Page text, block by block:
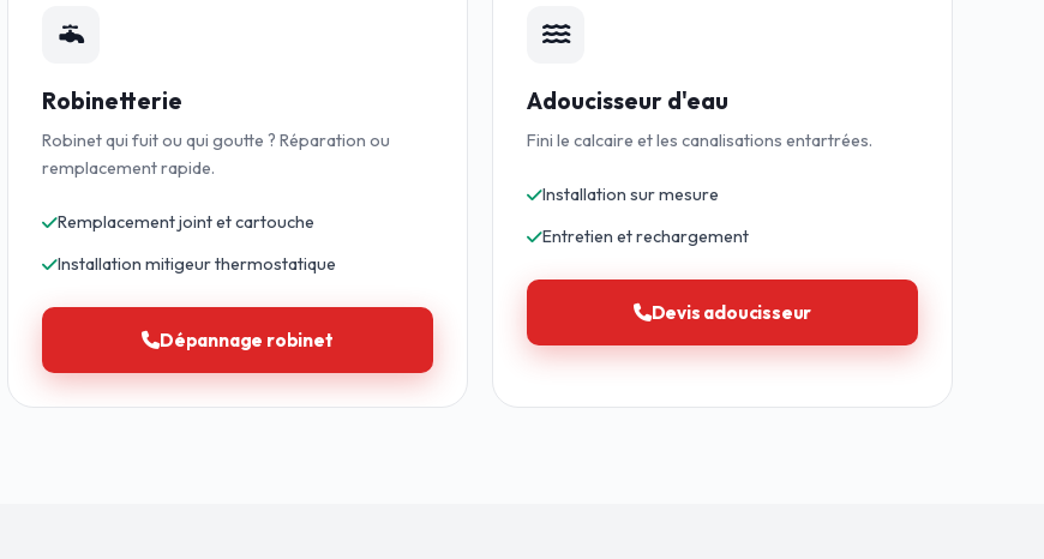
Robinetterie
Robinet qui fuit ou qui goutte ? Réparation ou
remplacement rapide.
Remplacement joint et cartouche
Installation mitigeur thermostatique
Dépannage robinet
Adoucisseur d'eau
Fini le calcaire et les canalisations entartrées.
Installation sur mesure
Entretien et rechargement
Devis adoucisseur